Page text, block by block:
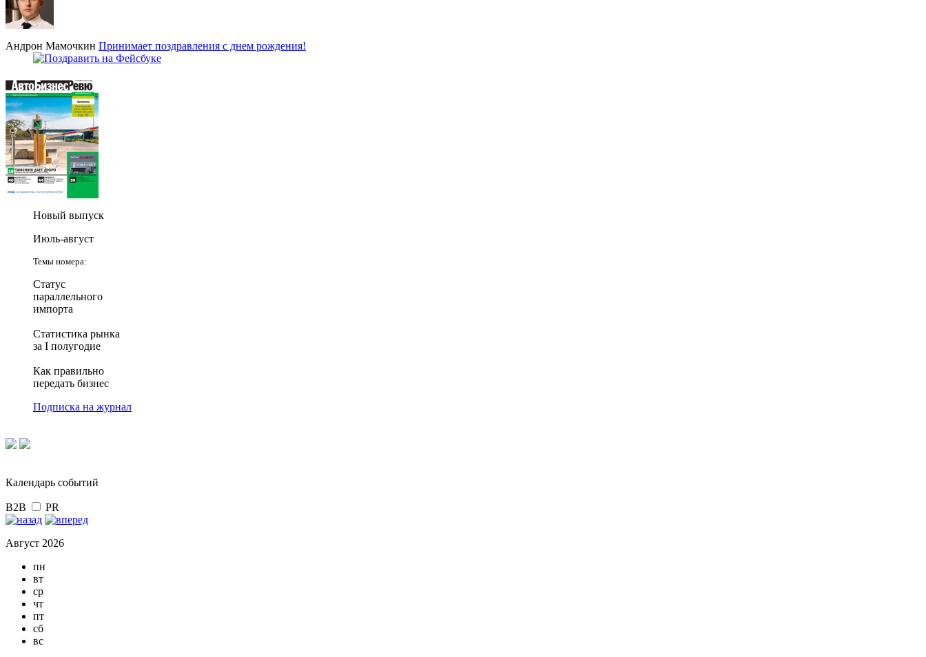
Андрон Мамочкин Принимает поздравления с днем рождения!
Новый выпуск
Июль-август
Темы номера:
Статус
параллельного
импорта
Статистика рынка
за I полугодие
Как правильно
передать бизнес
Подписка на журнал
Календарь событий
B2B PR
Август 2026
пн
вт
ср
чт
пт
сб
вс